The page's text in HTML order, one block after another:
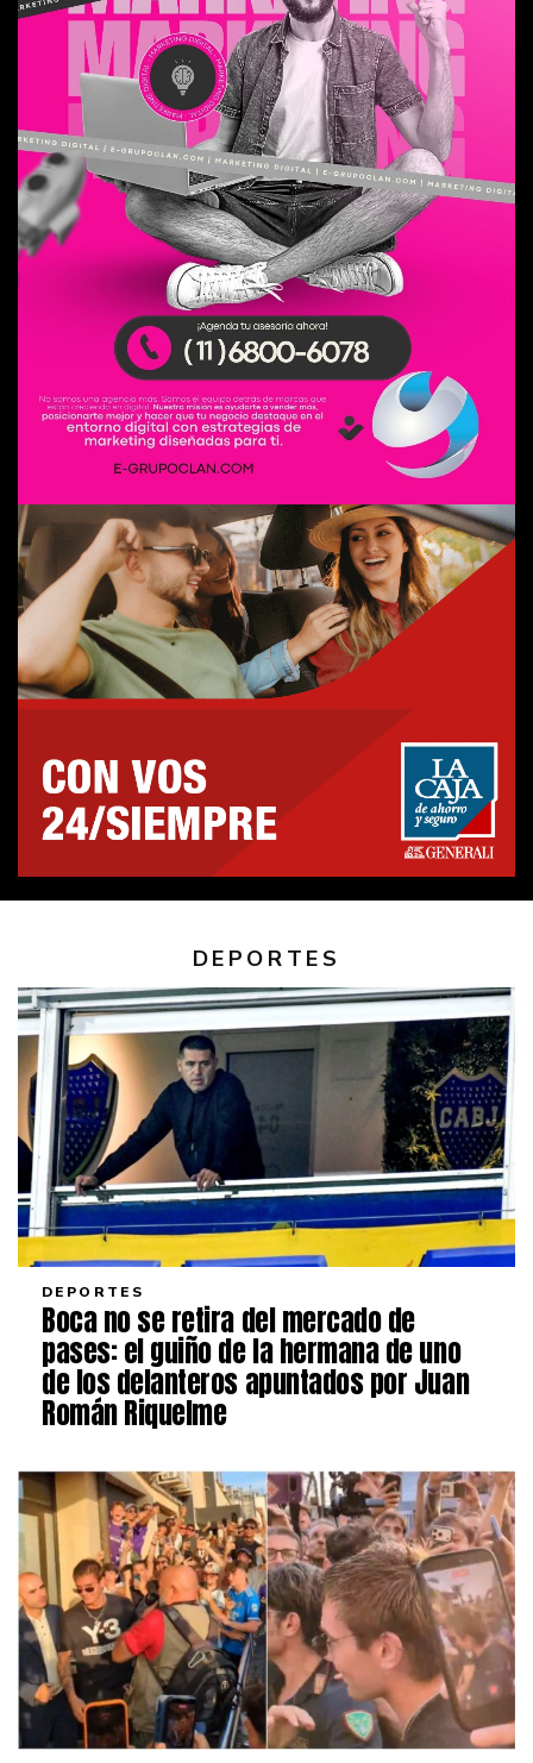
DEPORTES
DEPORTES
Boca no se retira del mercado de
pases: el guiño de la hermana de uno
de los delanteros apuntados por Juan
Román Riquelme